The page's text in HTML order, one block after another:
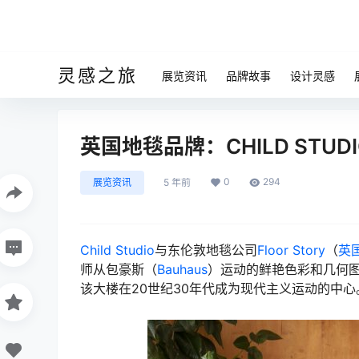
灵感之旅 展览资讯 品牌故事 设计灵感
英国地毯品牌：CHILD
展览资讯 5 年前 0 294
Child Studio与东伦敦地毯公司 Floor Story （英
师从包豪斯（Bauhaus）运动的鲜艳色彩和几何
该大楼在20世纪30年代成为现代主义运动的中心